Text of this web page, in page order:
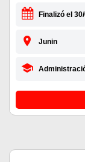
Finalizó el
Junin